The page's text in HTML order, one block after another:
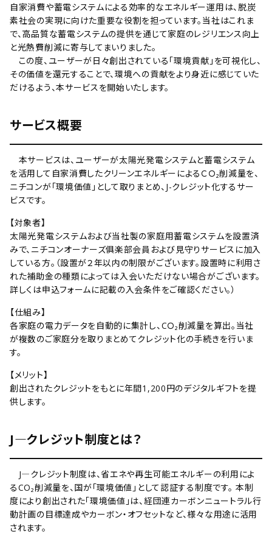
自家消費や蓄電システムによる効率的なエネルギー運用は、脱炭
素社会の実現に向けた重要な役割を担っています。当社はこれま
で、高品質な蓄電システムの提供を通じて家庭のレジリエンス向上
と光熱費削減に寄与してまいりました。
この度、ユーザーが日々創出されている「環境貢献」を可視化し、
その価値を還元することで、環境への貢献をより身近に感じていた
だけるよう、本サービスを開始いたします。
サービス概要
本サービスは、ユーザーが太陽光発電システムと蓄電システム
を活用して自家消費したクリーンエネルギーによるＣＯ₂削減量を、
ニチコンが「環境価値」として取りまとめ、J-クレジット化するサー
ビスです。
【対象者】
太陽光発電システムおよび当社製の家庭用蓄電システムを設置済
みで、ニチコンオーナーズ俱楽部会員および見守りサービスに加入
している方。（設置が２年以内の制限がございます。設置時に利用さ
れた補助金の種類によっては入会いただけない場合がございます。
詳しくは申込フォームに記載の入会条件をご確認ください。）
【仕組み】
各家庭の電力データを自動的に集計し、CＯ₂削減量を算出。当社
が複数のご家庭分を取りまとめてクレジット化の手続きを行いま
す。
【メリット】
創出されたクレジットをもとに年間1,200円のデジタルギフトを提
供します。
J―クレジット制度とは？
J―クレジット制度は、省エネや再生可能エネルギーの利用によ
るCO₂削減量を、国が「環境価値」として認証する制度です。 本制
度により創出された「環境価値」は、経団連カーボンニュートラル行
動計画の目標達成やカーボン・オフセットなど、様々な用途に活用
されます。